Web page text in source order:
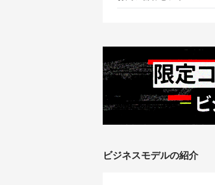
ビジネスモデルの紹介